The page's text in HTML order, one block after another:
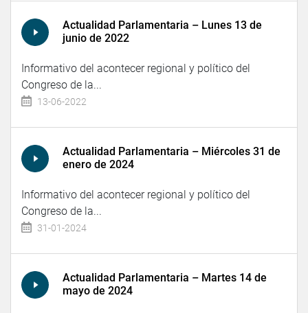
Actualidad Parlamentaria – Lunes 13 de
junio de 2022
Informativo del acontecer regional y político del
Congreso de la...
13-06-2022
Actualidad Parlamentaria – Miércoles 31 de
enero de 2024
Informativo del acontecer regional y político del
Congreso de la...
31-01-2024
Actualidad Parlamentaria – Martes 14 de
mayo de 2024